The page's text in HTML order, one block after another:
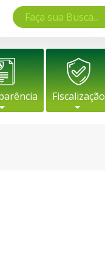
Fiscalização